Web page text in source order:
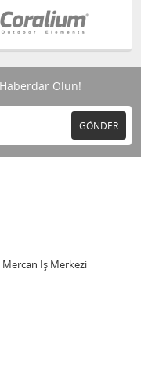
Olun!
GÖNDER
Mercan İş Merkezi